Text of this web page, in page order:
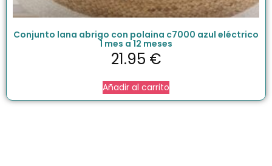
Conjunto lana abrigo con polaina c7000 azul eléctrico
1 mes a 12 meses
21.95 €
Añadir al carrito